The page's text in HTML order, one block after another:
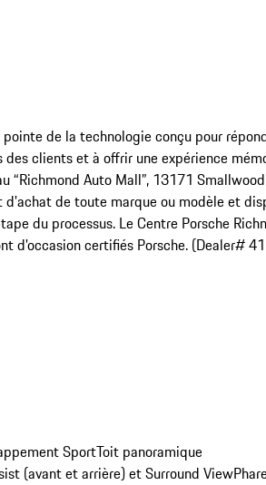
de la technologie conçu pour
clients et à offrir une expérience
Auto Mall”, 13171
de toute marque ou modèle et
du processus. Le Centre Porsche
d'occasion certifiés Porsche. (Dealer#
SportToit panoramique
(avant et arrière) et Surround View